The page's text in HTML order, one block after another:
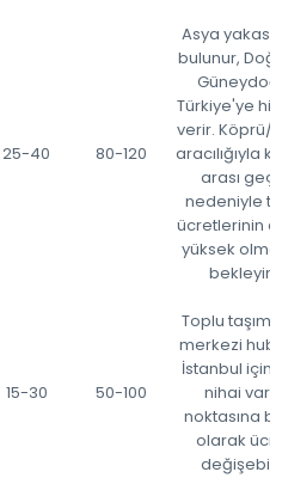
25-40 80-120
Asya
bulunur,
Türkiye'ye
verir. Köprü/
aracılığıyla
arası
nedeniyle
ücretlerinin
yüksek
bekleyin.
15-30 50-100
Toplu
merkezi
İstanbul
nihai varış
noktasına
olarak